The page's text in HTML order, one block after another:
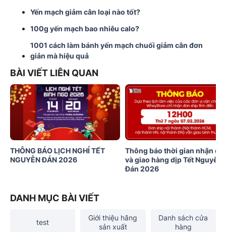
Yến mạch giảm cân loại nào tốt?
100g yến mạch bao nhiêu calo?
1001 cách làm bánh yến mạch chuối giảm cân đơn
giản mà hiệu quả
BÀI VIẾT LIÊN QUAN
THÔNG BÁO LỊCH NGHỈ TẾT
NGUYÊN ĐÁN 2026
Thông báo thời gian nhận
và giao hàng dịp Tết Nguyên
Đán 2026
DANH MỤC BÀI VIẾT
test
Giới thiệu hãng
sản xuất
Danh sách cửa
hàng